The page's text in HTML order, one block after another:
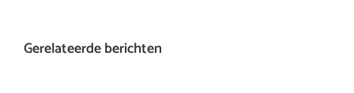
Gerelateerde berichten